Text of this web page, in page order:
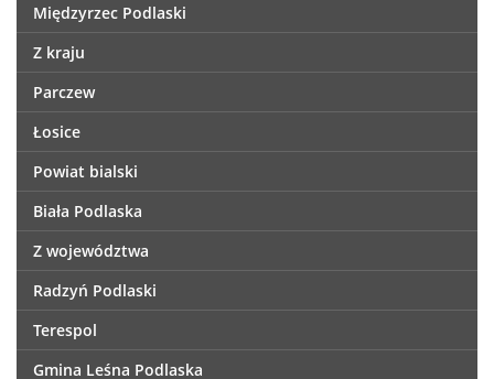
Międzyrzec Podlaski
Z kraju
Parczew
Łosice
Powiat bialski
Biała Podlaska
Z województwa
Radzyń Podlaski
Terespol
Gmina Leśna Podlaska